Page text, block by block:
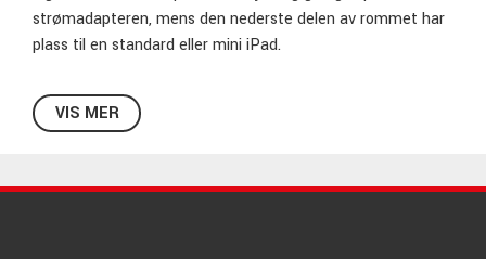
strømadapteren, mens den nederste delen av rommet har
plass til en standard eller mini iPad.
VIS MER